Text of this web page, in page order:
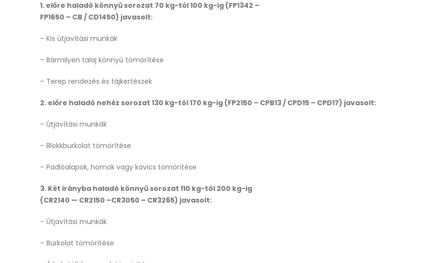
1. előre haladó könnyű sorozat 70 kg-tól 100 kg-ig (FP1342 –
FP1650 – CB / CD1450) javasolt:
– Kis útjavítási munkák
– Bármilyen talaj könnyű tömörítése
– Terep rendezés és tájkertészek
2. előre haladó nehéz sorozat 130 kg-tól 170 kg-ig (FP2150 – CPB13 / CPD15 – CPD17) javasolt:
– Útjavítási munkák
– Blokkburkolat tömörítése
– Padlóalapok, homok vagy kavics tömörítése
3. Két irányba haladó könnyű sorozat 110 kg-tól 200 kg-ig
(CR2140 — CR2150 –CR3050 – CR3265) javasolt:
– Útjavítási munkák
– Burkolat tömörítése